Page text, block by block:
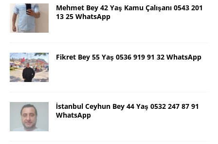
Mehmet Bey 42 Yaş Kamu Çalışanı 0543 201
13 25 WhatsApp
Fikret Bey 55 Yaş 0536 919 91 32 WhatsApp
İstanbul Ceyhun Bey 44 Yaş 0532 247 87 91
WhatsApp